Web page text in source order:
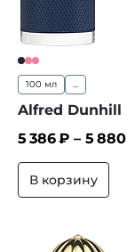
100 мл ...
Alfred Dunhill
5 386₽ – 5 880
В корзину